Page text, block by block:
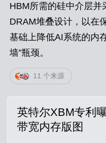
HBM所需的硅中介层并
DRAM堆叠设计，以在
基础上降低AI系统的内
墙”瓶颈。
11 个来源
英特尔XBM专利
带宽内存版图